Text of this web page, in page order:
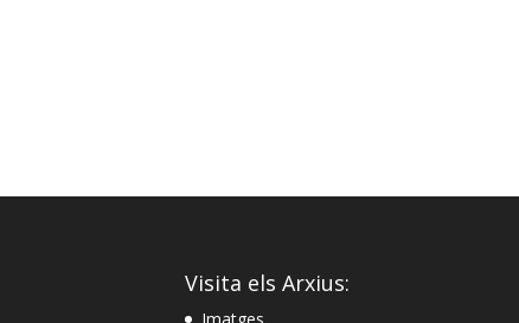
Visita els Arxius: